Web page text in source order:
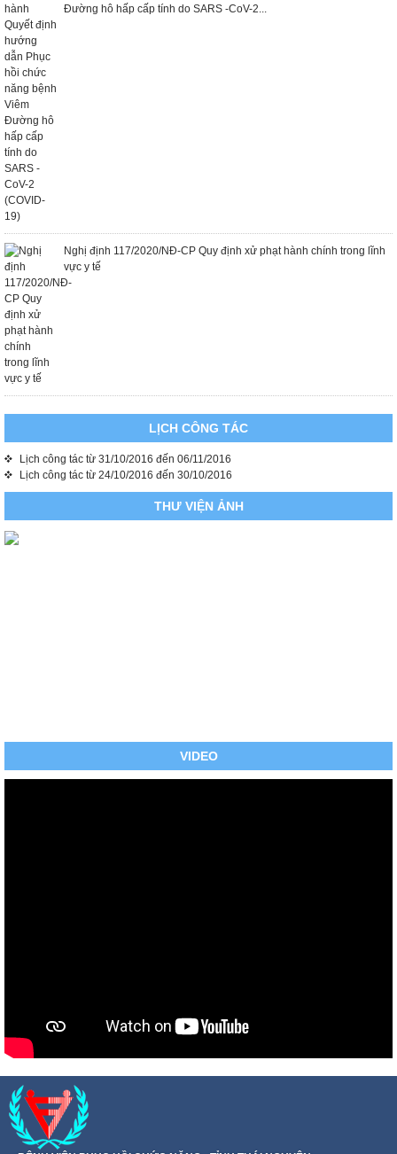
Đường hô hấp cấp tính do SARS -CoV-2...
Nghị định 117/2020/NĐ-CP Quy định xử phạt hành chính trong lĩnh
vực y tế
LỊCH CÔNG TÁC
Lịch công tác từ 31/10/2016 đến 06/11/2016
Lịch công tác từ 24/10/2016 đến 30/10/2016
THƯ VIỆN ẢNH
VIDEO